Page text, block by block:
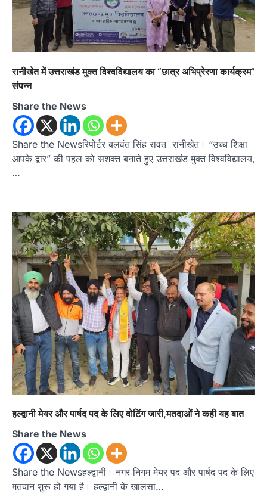
रानीखेत में उत्तराखंड मुक्त विश्वविद्यालय का “छात्र अभिप्रेरणा कार्यक्रम”
संपन्न
Share the News
Share the Newsरिपोर्टर बलवंत सिंह रावत रानीखेत। “उच्च शिक्षा
आपके द्वार” की पहल को सशक्त बनाते हुए उत्तराखंड मुक्त विश्वविद्यालय,
…
हल्द्वानी मेयर और पार्षद पद के लिए वोटिंग जारी,मतदाओं ने कही यह बात
Share the News
Share the Newsहल्द्वानी। नगर निगम मेयर पद और पार्षद पद के लिए
मतदान शुरू हो गया है। हल्द्वानी के खालसा…
2
उत्तराखण्ड कुमाऊं ख़बरें नैनीताल
संविधान और भ्रष्टाचार तक भाजपा को घेरा
हल्द्वानी में आयोजित विजय शंखनाद रैली को संबोधित करते
हुए कांग्रेस के राष्ट्रीय अध्यक्ष मल्लिकार्जुन…
उत्तराखण्ड कुमाऊं ख़बरें